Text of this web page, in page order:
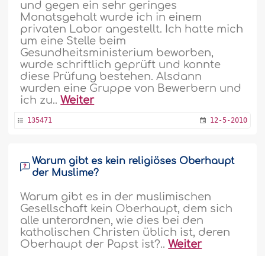
und gegen ein sehr geringes
Monatsgehalt wurde ich in einem
privaten Labor angestellt. Ich hatte mich
um eine Stelle beim
Gesundheitsministerium beworben,
wurde schriftlich geprüft und konnte
diese Prüfung bestehen. Alsdann
wurden eine Gruppe von Bewerbern und
ich zu..Weiter
135471 12-5-2010
Warum gibt es kein religiöses Oberhaupt
der Muslime?
Warum gibt es in der muslimischen
Gesellschaft kein Oberhaupt, dem sich
alle unterordnen, wie dies bei den
katholischen Christen üblich ist, deren
Oberhaupt der Papst ist?..Weiter